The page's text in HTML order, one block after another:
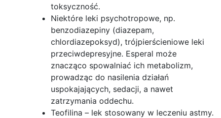
toksyczność.
Niektóre leki psychotropowe, np.
benzodiazepiny (diazepam,
chlordiazepoksyd), trójpierścieniowe leki
przeciwdepresyjne. Esperal może
znacząco spowalniać ich metabolizm,
prowadząc do nasilenia działań
uspokajających, sedacji, a nawet
zatrzymania oddechu.
Teofilina – lek stosowany w leczeniu astmy.